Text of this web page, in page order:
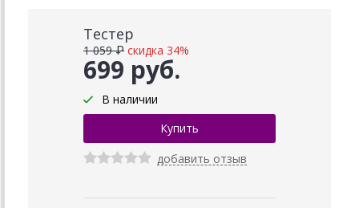
Тестер
699 руб.
1 059 ₽ скидка 34%
В наличии
добавить отзыв